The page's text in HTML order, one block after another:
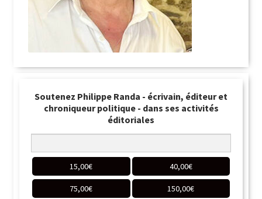
Soutenez Philippe Randa - écrivain, éditeur et
chroniqueur politique - dans ses activités
éditoriales
15,00€ 40,00€
75,00€ 150,00€